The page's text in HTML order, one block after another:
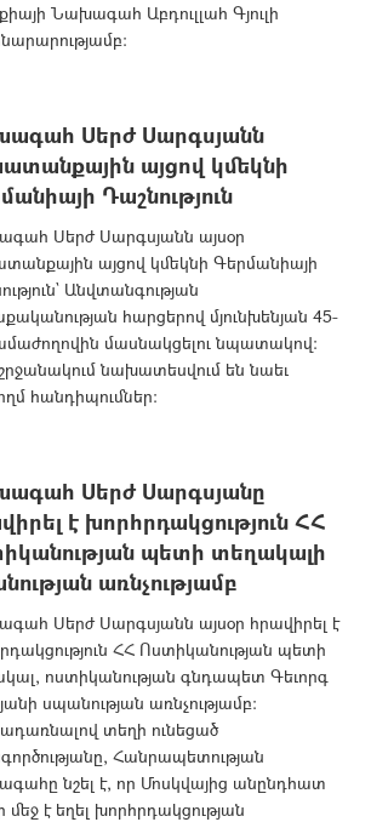
Նախագահ Աբդուլլահ Գյուլի
Սերժ Սարգսյանն
այցով կմեկնի
Դաշնություն
Սերժ Սարգսյանն այսօր
այցով կմեկնի Գերմանիայի
Անվտանգության
հարցերով մյունխենյան 45-
մասնակցելու նպատակով:
նախատեսվում են նաեւ
հանդիպումներ:
Սերժ Սարգսյանը
է խորհրդակցություն ՀՀ
պետի տեղակալի
առնչությամբ
Սերժ Սարգսյանն այսօր հրավիրել է
ՀՀ Ոստիկանության պետի
ոստիկանության գնդապետ Գեւորգ
սպանության առնչությամբ:
տեղի ունեցած
Հանրապետության
նշել է, որ Մոսկվայից անընդհատ
է եղել խորհրդակցության